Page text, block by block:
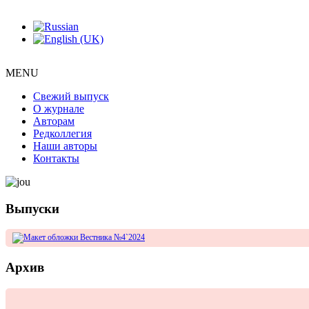
MENU
Свежий выпуск
О журнале
Авторам
Редколлегия
Наши авторы
Контакты
Выпуски
Архив